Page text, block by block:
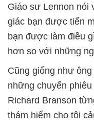
Giáo sư Lennon nói
giác bạn được tiến
bạn được làm điều
hơn so với những
Cũng giống như
những chuyến
Richard Branson
thám hiểm cho tôi